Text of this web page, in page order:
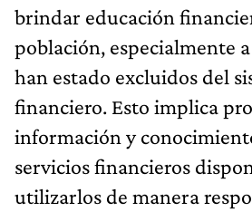
brindar educación
población, especialmente
han estado excluidos del
financiero. Esto implica
información y
servicios financieros
utilizarlos de manera